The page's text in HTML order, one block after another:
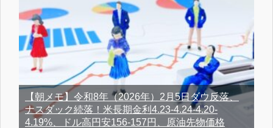
【朝メモ】令和8年（2026年）2月5日ダウ反落、
ナスダック続落！米長期金利4.23-4.24-4.20-
4.19%、ドル高円安156-157円、原油先物価格